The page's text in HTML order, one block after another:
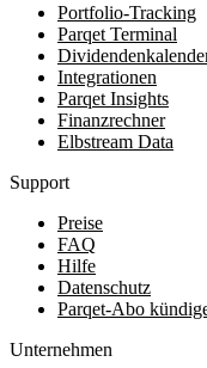
Portfolio-Tracking
Parqet Terminal
Integrationen
Parqet Insights
Finanzrechner
Elbstream Data
Support
Preise
FAQ
Hilfe
Datenschutz
Parqet-Abo
Unternehmen